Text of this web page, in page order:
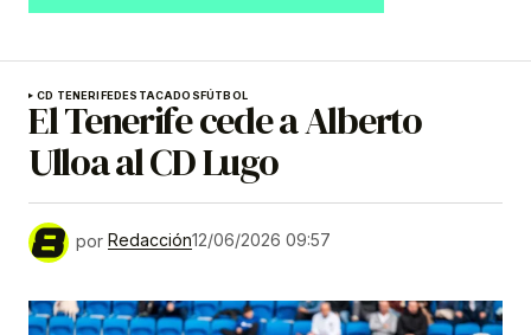
CD TENERIFEDESTACADOSFÚTBOL
El Tenerife cede a Alberto
Ulloa al CD Lugo
por Redacción12/06/2026 09:57